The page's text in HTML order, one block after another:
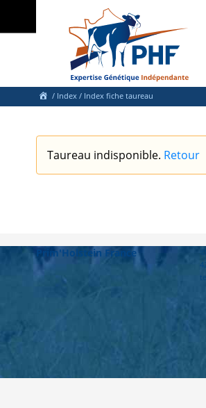
/ Index / Index fiche taureau
Taureau indisponible. Retour
Prim'Holstein France